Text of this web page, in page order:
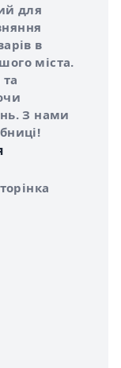
для
в
міста.
З нами